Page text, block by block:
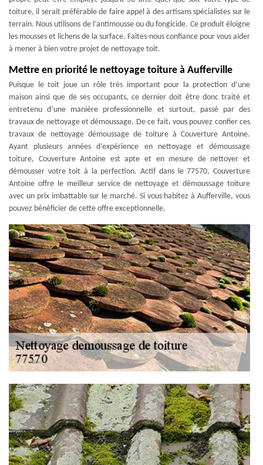
toiture, il serait préférable de faire appel à des artisans spécialistes sur le
terrain. Nous utilisons de l’antimousse ou du fongicide. Ce produit éloigne
les mousses et lichens de la surface. Faites-nous confiance pour vous aider
à mener à bien votre projet de nettoyage toit.
Mettre en priorité le nettoyage toiture à Aufferville
Puisque le toit joue un rôle très important pour la protection d’une
maison ainsi que de ses occupants, ce dernier doit être donc traité et
entretenu d’une manière professionnelle et surtout, passé par des
travaux de nettoyage et démoussage. De ce fait, vous pouvez confier ces
travaux de nettoyage démoussage de toiture à Couverture Antoine.
Ayant plusieurs années d’expérience en nettoyage et démoussage
toiture, Couverture Antoine est apte et en mesure de nettoyer et
démousser votre toit à la perfection. Actif dans le 77570, Couverture
Antoine offre le meilleur service de nettoyage et démoussage toiture
avec un prix imbattable sur le marché. Si vous habitez à Aufferville, vous
pouvez bénéficier de cette offre exceptionnelle.